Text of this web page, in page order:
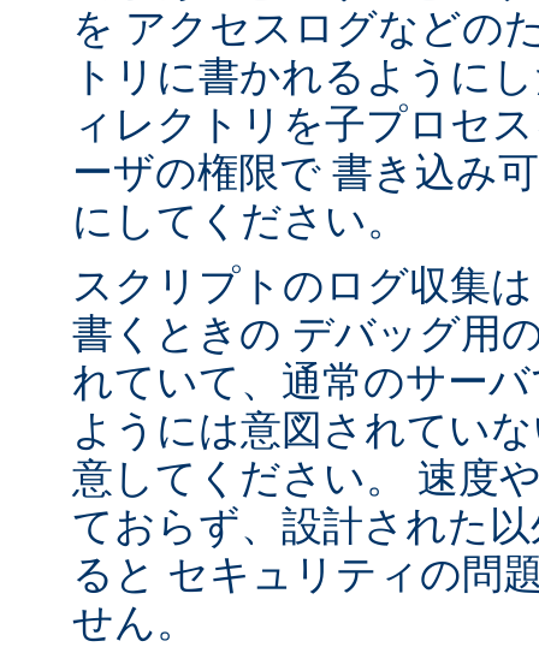
を アクセスログなどの
トリに書かれるように
ィレクトリを子プロセ
ーザの権限で 書き込み
にしてください。
スクリプトのログ収集
書くときの デバッグ用
れていて、通常のサー
ようには意図されてい
意してください。 速度
ておらず、設計された
ると セキュリティの問
せん。